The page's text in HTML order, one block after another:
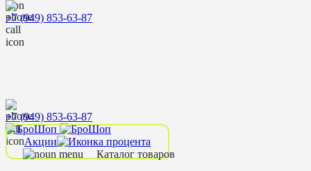
+7 (949) 853-63-87
+7 (949) 853-63-87
Акции
Каталог товаров